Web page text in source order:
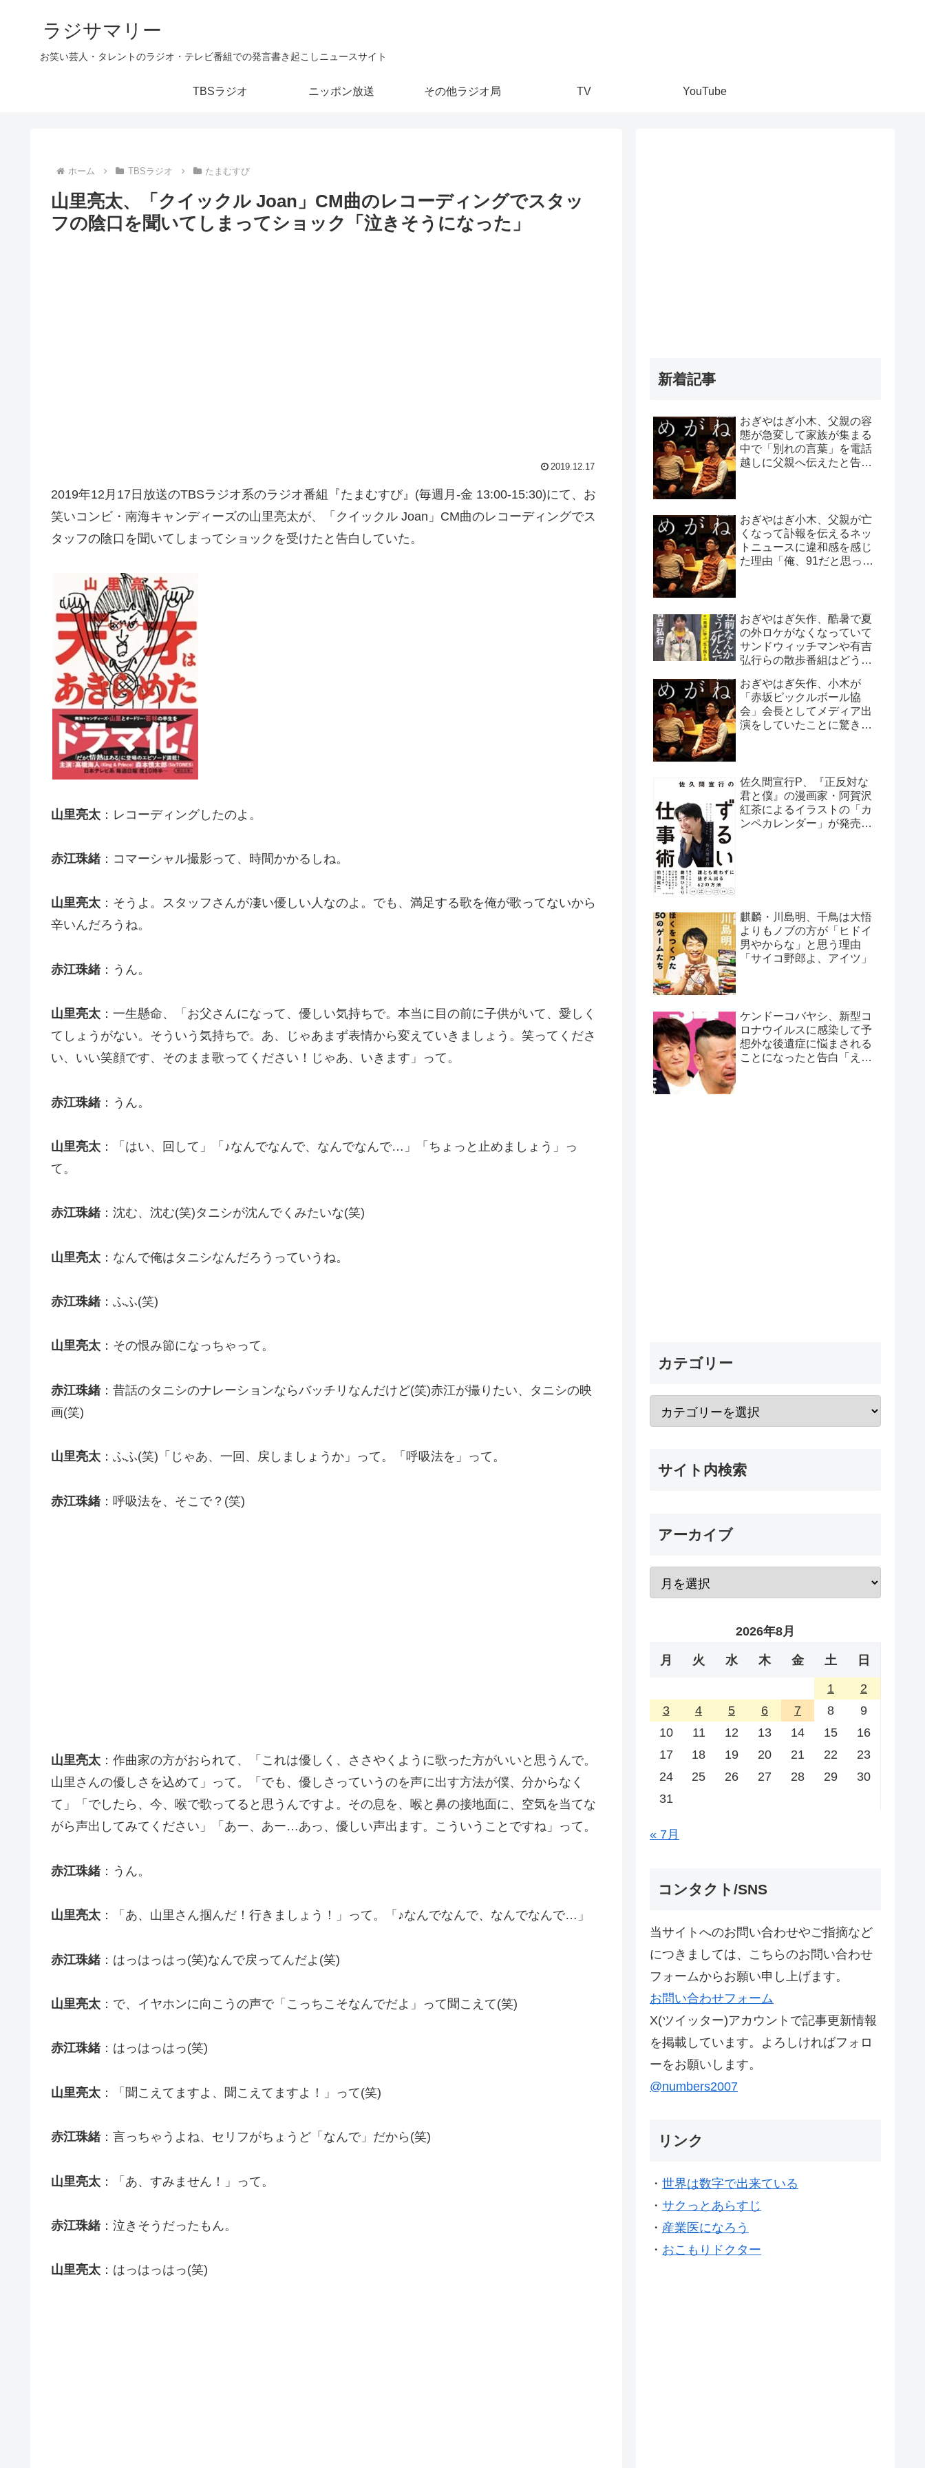
ラジサマリー
お笑い芸人・タレントのラジオ・テレビ番組での発言書き起こしニュースサイト
TBSラジオ ニッポン放送 その他ラジオ局 TV YouTube
ホーム TBSラジオ たまむすび
山里亮太、「クイックル Joan」CM曲のレコーディングでスタッ
フの陰口を聞いてしまってショック「泣きそうになった」
2019.12.17
2019年12月17日放送のTBSラジオ系のラジオ番組『たまむすび』(毎週月-金 13:00-15:30)にて、お
笑いコンビ・南海キャンディーズの山里亮太が、「クイックル Joan」CM曲のレコーディングでス
タッフの陰口を聞いてしまってショックを受けたと告白していた。
山里亮太 ：レコーディングしたのよ。
赤江珠緒：コマーシャル撮影って、時間かかるしね。
山里亮太 ：そうよ。スタッフさんが凄い優しい人なのよ。でも、満足する歌を俺が歌ってないから
辛いんだろうね。
赤江珠緒：うん。
山里亮太 ：一生懸命、「お父さんになって、優しい気持ちで。本当に目の前に子供がいて、愛しく
てしょうがない。そういう気持ちで。あ、じゃあまず表情から変えていきましょう。笑ってくださ
い、いい笑顔です、そのまま歌ってください！じゃあ、いきます」って。
赤江珠緒：うん。
山里亮太 ：「はい、回して」「♪なんでなんで、なんでなんで…」「ちょっと止めましょう」っ
て。
赤江珠緒：沈む、沈む(笑)タニシが沈んでくみたいな(笑)
山里亮太 ：なんで俺はタニシなんだろうっていうね。
赤江珠緒：ふふ(笑)
山里亮太 ：その恨み節になっちゃって。
赤江珠緒：昔話のタニシのナレーションならバッチリなんだけど(笑)赤江が撮りたい、タニシの映
画(笑)
山里亮太 ：ふふ(笑)「じゃあ、一回、戻しましょうか」って。「呼吸法を」って。
赤江珠緒：呼吸法を、そこで？(笑)
山里亮太 ：作曲家の方がおられて、「これは優しく、ささやくように歌った方がいいと思うんで。
山里さんの優しさを込めて」って。「でも、優しさっていうのを声に出す方法が僕、分からなく
て」「でしたら、今、喉で歌ってると思うんですよ。その息を、喉と鼻の接地面に、空気を当てな
がら声出してみてください」「あー、あー…あっ、優しい声出ます。こういうことですね」って。
赤江珠緒：うん。
山里亮太 ：「あ、山里さん掴んだ！行きましょう！」って。「♪なんでなんで、なんでなんで…」
赤江珠緒：はっはっはっ(笑)なんで戻ってんだよ(笑)
山里亮太 ：で、イヤホンに向こうの声で「こっちこそなんでだよ」って聞こえて(笑)
赤江珠緒：はっはっはっ(笑)
山里亮太 ：「聞こえてますよ、聞こえてますよ！」って(笑)
赤江珠緒：言っちゃうよね、セリフがちょうど「なんで」だから(笑)
山里亮太 ：「あ、すみません！」って。
赤江珠緒：泣きそうだったもん。
山里亮太 ：はっはっはっ(笑)
新着記事
おぎやはぎ小木、父親の容
態が急変して家族が集まる
中で「別れの言葉」を電話
越しに父親へ伝えたと告白
おぎやはぎ小木、父親が亡
くなって訃報を伝えるネッ
トニュースに違和感を感じ
た理由「俺、91だと思って
おぎやはぎ矢作、酷暑で夏
の外ロケがなくなっていて
サンドウィッチマンや有吉
弘行らの散歩番組はどうし
きない…」
おぎやはぎ矢作、小木が
「赤坂ピックルボール協
会」会長としてメディア出
演をしていたことに驚き
佐久間宣行P、『正反対な
君と僕』の漫画家・阿賀沢
紅茶によるイラストの「カ
ンペカレンダー」が発売予
麒麟・川島明、千鳥は大悟
よりもノブの方が「ヒドイ
男やからな」と思う理由
「サイコ野郎よ、アイツ」
ケンドーコバヤシ、新型コ
ロナウイルスに感染して予
想外な後遺症に悩まされる
ことになったと告白「えげ
カテゴリー
サイト内検索
アーカイブ
2026年8月
月 火 水 木 金 土 日
1
2
3
4 5 6 7 8
9
10
11 12 13 14 15
16
17
18 19 20 21 22
23
24
25 26 27 28 29
30
31
« 7月
コンタクト/SNS
当サイトへのお問い合わせやご指摘など
につきましては、こちらのお問い合わせ
フォームからお願い申し上げます。
お問い合わせフォーム
X(ツイッター)アカウントで記事更新情報
を掲載しています。よろしければフォロ
ーをお願いします。
@numbers2007
リンク
・ 世界は数字で出来ている
・ サクっとあらすじ
・ 産業医になろう
・ おこもりドクター